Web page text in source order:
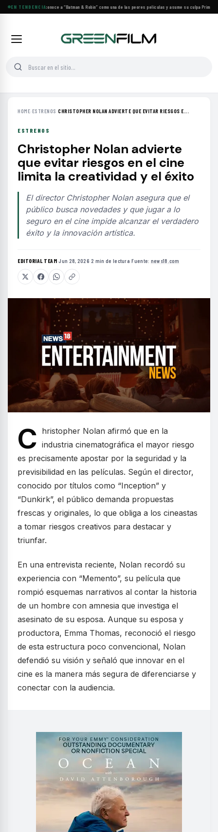
EN TENDENCIA
George Clooney reconoce a “Batman & Robin” como una de las peores películas y asume su culpa·Prime
HOME›ESTRENOS ›CHRISTOPHER NOLAN ADVIERTE QUE EVITAR RIESGOS E...
ESTRENOS
Christopher Nolan advierte
que evitar riesgos en el cine
limita la creatividad y el éxito
El director Christopher Nolan asegura que el
público busca novedades y que jugar a lo
seguro en el cine impide alcanzar el verdadero
éxito y la innovación artística.
EDITORIAL TEAM·Jun 28, 2026·2 min de lectura·Fuente: news18.com
C hristopher Nolan afirmó que en la
industria cinematográfica el mayor riesgo
es precisamente apostar por la seguridad y la
previsibilidad en las películas. Según el director,
conocido por títulos como “Inception” y
“Dunkirk”, el público demanda propuestas
frescas y originales, lo que obliga a los cineastas
a tomar riesgos creativos para destacar y
triunfar.
En una entrevista reciente, Nolan recordó su
experiencia con “Memento”, su película que
rompió esquemas narrativos al contar la historia
de un hombre con amnesia que investiga el
asesinato de su esposa. Aunque su esposa y
productora, Emma Thomas, reconoció el riesgo
de esta estructura poco convencional, Nolan
defendió su visión y señaló que innovar en el
cine es la manera más segura de diferenciarse y
conectar con la audiencia.